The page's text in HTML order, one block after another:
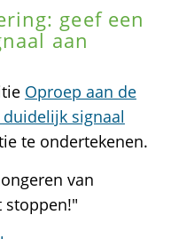
geef een
aan
Oproep aan de
signaal
te ondertekenen.
van
stoppen!"